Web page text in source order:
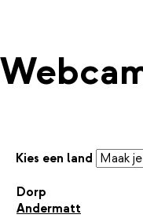
Kies een land
Dorp
Andermatt